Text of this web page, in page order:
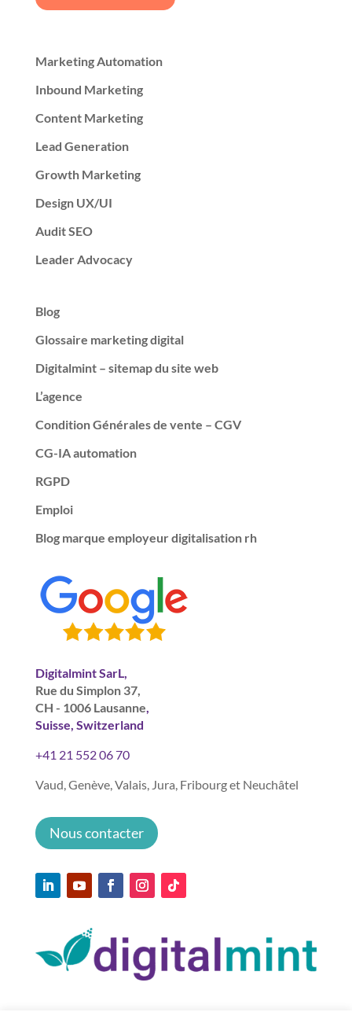
Marketing Automation
Inbound Marketing
Content Marketing
Lead Generation
Growth Marketing
Design UX/UI
Audit SEO
Leader Advocacy
Blog
Glossaire marketing digital
Digitalmint – sitemap du site web
L’agence
Condition Générales de vente – CGV
CG-IA automation
RGPD
Emploi
Blog marque employeur digitalisation rh
Digitalmint SarL,
Rue du Simplon 37,
CH - 1006 Lausanne,
Suisse, Switzerland
+41 21 552 06 70
Vaud, Genève, Valais, Jura, Fribourg et Neuchâtel
Nous contacter